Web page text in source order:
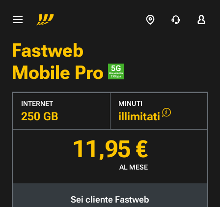
Fastweb
Mobile Pro
INTERNET
250 GB
MINUTI
illimitati
11,95 €
AL MESE
Sei cliente Fastweb